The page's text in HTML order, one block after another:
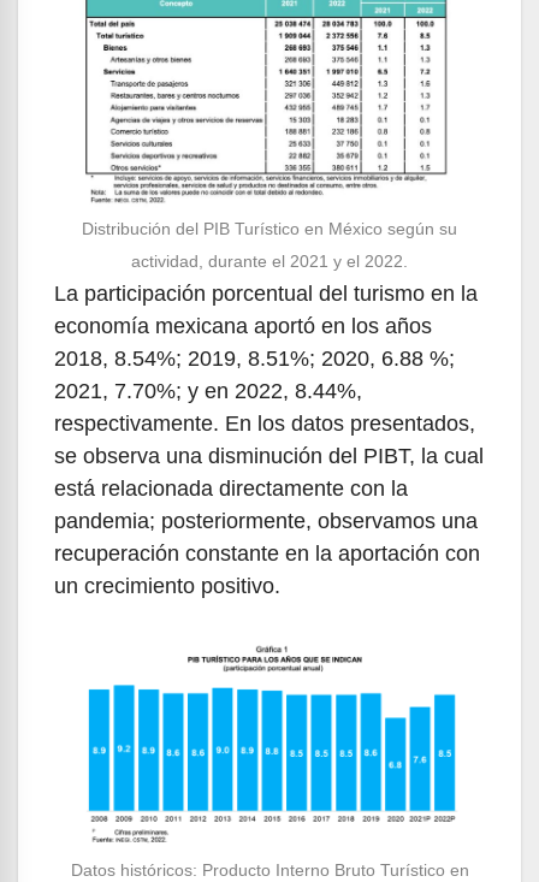
Distribución del PIB Turístico en México según su
actividad, durante el 2021 y el 2022.
La participación porcentual del turismo en la
economía mexicana aportó en los años
2018, 8.54%; 2019, 8.51%; 2020, 6.88 %;
2021, 7.70%; y en 2022, 8.44%,
respectivamente. En los datos presentados,
se observa una disminución del PIBT, la cual
está relacionada directamente con la
pandemia; posteriormente, observamos una
recuperación constante en la aportación con
un crecimiento positivo.
Datos históricos: Producto Interno Bruto Turístico en